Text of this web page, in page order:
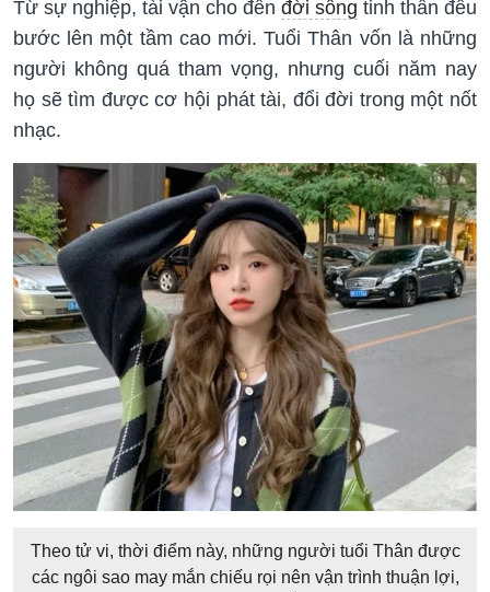
Từ sự nghiệp, tài vận cho đến đời sống tinh thần đều
bước lên một tầm cao mới. Tuổi Thân vốn là những
người không quá tham vọng, nhưng cuối năm nay
họ sẽ tìm được cơ hội phát tài, đổi đời trong một nốt
nhạc.
Theo tử vi, thời điểm này, những người tuổi Thân được
các ngôi sao may mắn chiếu rọi nên vận trình thuận lợi,